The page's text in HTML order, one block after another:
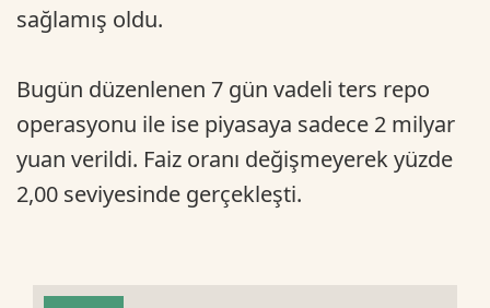
sağlamış oldu.
Bugün düzenlenen 7 gün vadeli ters repo
operasyonu ile ise piyasaya sadece 2 milyar
yuan verildi. Faiz oranı değişmeyerek yüzde
2,00 seviyesinde gerçekleşti.